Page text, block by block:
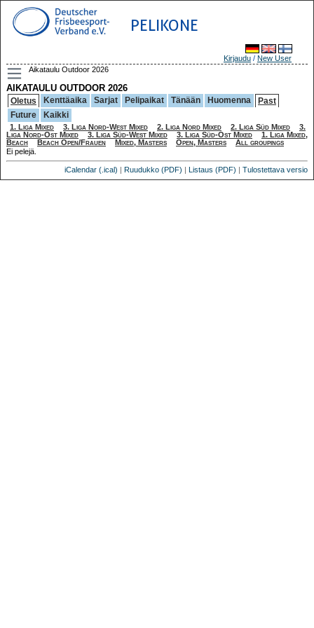
PELIKONE
Kirjaudu / New User
Aikataulu Outdoor 2026
AIKATAULU OUTDOOR 2026
Oletus Kenttäaika Sarjat Pelipaikat Tänään Huomenna
Past
Future
Kaikki
1. Liga Mixed 3. Liga Nord-West Mixed 2. Liga Nord Mixed 2. Liga Süd Mixed
3.
Liga Nord-Ost Mixed
3. Liga Süd-West Mixed 3. Liga Süd-Ost Mixed
1. Liga Mixed,
Beach
Beach Open/Frauen Mixed, Masters Open, Masters
All groupings
Ei pelejä.
iCalendar (.ical) | Ruudukko (PDF) | Listaus (PDF) | Tulostettava versio